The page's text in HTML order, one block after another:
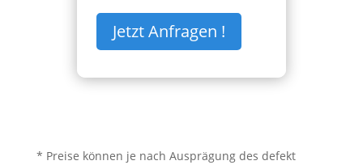
Jetzt Anfragen !
* Preise können je nach Ausprägung des defekt